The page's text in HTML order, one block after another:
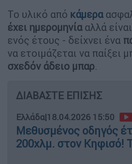
Το υλικό από κάμερα
έχει ημερομηνίααλλά
ενός έτους - δείχνει ένα
να ετοιμάζεται να παίξει
σχεδόν άδειο μπαρ.
ΔΙΑΒΑΣΤΕ ΕΠΙΣΗΣ
Ελλάδα|18.04.2026 15:50
Μεθυσμένος οδηγός
200χλμ. στον Κηφισό!